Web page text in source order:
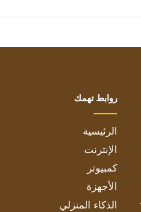
روابط تهمك
الرئيسية
الإنترنت
كمبيوتر
الأجهزة
الذكاء المنزلي